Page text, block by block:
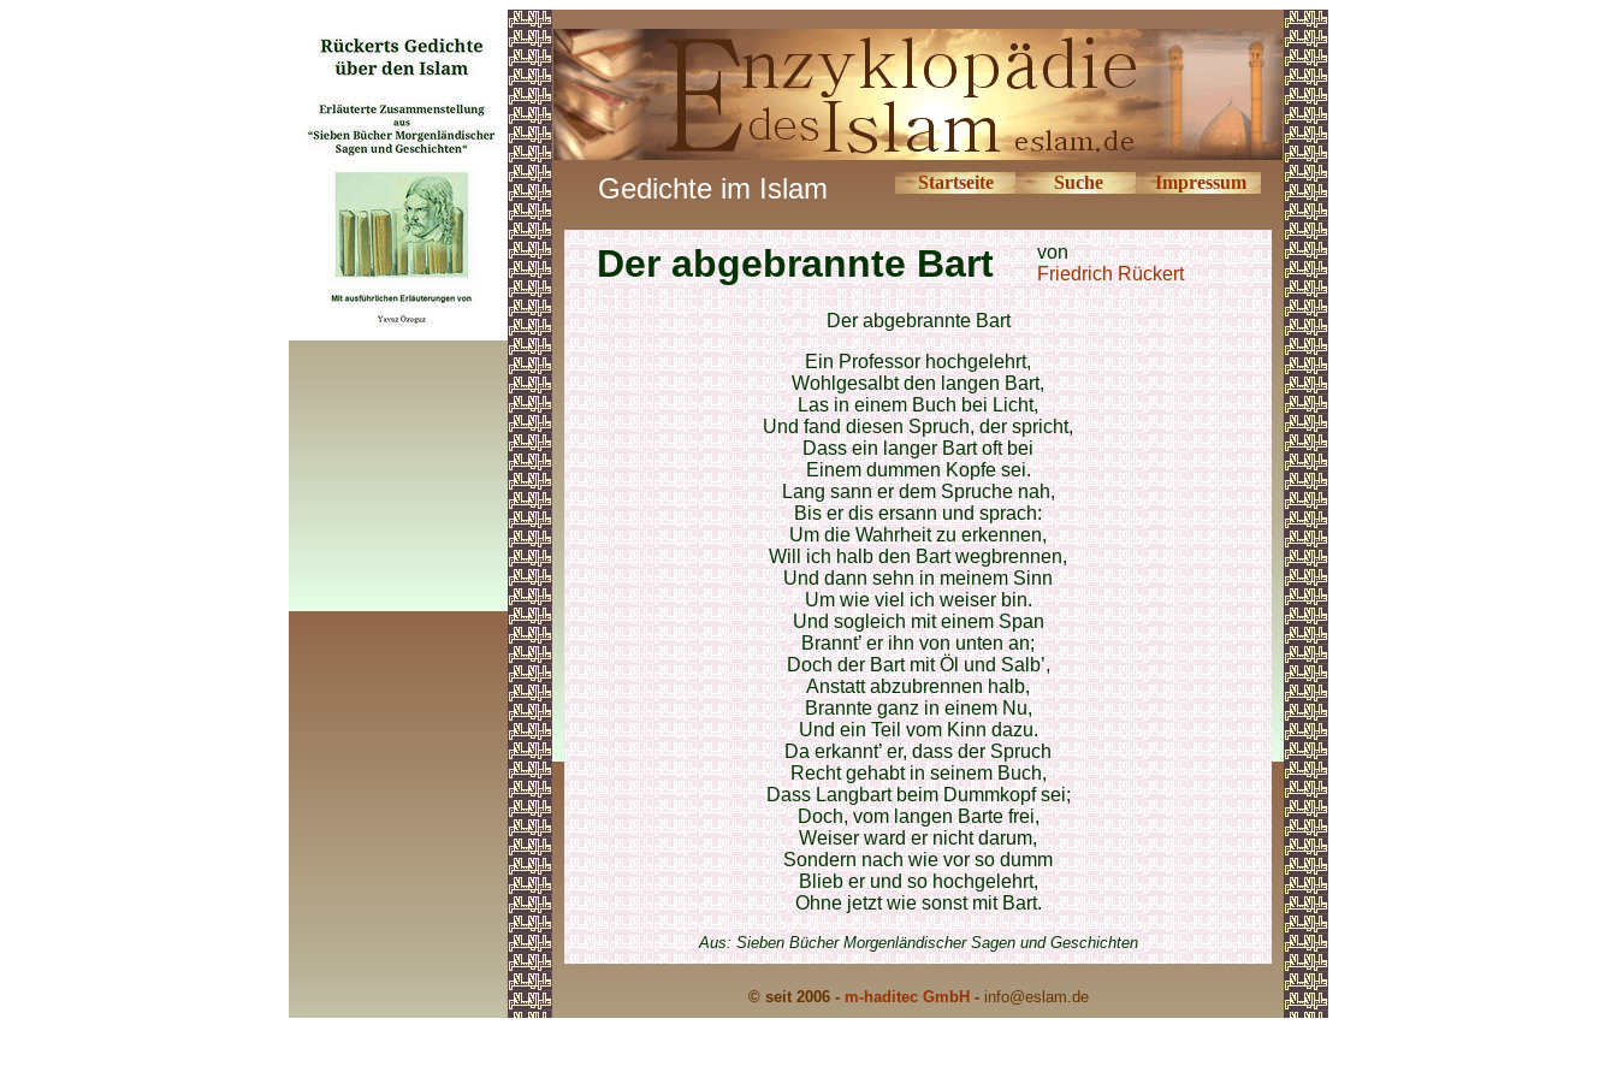
Gedichte im Islam Startseite Suche Impressum
Der abgebrannte Bart
von
Friedrich Rückert
Der abgebrannte Bart
Ein Professor hochgelehrt,
Wohlgesalbt den langen Bart,
Las in einem Buch bei Licht,
Und fand diesen Spruch, der spricht,
Dass ein langer Bart oft bei
Einem dummen Kopfe sei.
Lang sann er dem Spruche nah,
Bis er dis ersann und sprach:
Um die Wahrheit zu erkennen,
Will ich halb den Bart wegbrennen,
Und dann sehn in meinem Sinn
Um wie viel ich weiser bin.
Und sogleich mit einem Span
Brannt’ er ihn von unten an;
Doch der Bart mit Öl und Salb’,
Anstatt abzubrennen halb,
Brannte ganz in einem Nu,
Und ein Teil vom Kinn dazu.
Da erkannt’ er, dass der Spruch
Recht gehabt in seinem Buch,
Dass Langbart beim Dummkopf sei;
Doch, vom langen Barte frei,
Weiser ward er nicht darum,
Sondern nach wie vor so dumm
Blieb er und so hochgelehrt,
Ohne jetzt wie sonst mit Bart.
Aus: Sieben Bücher Morgenländischer Sagen und Geschichten
© seit 2006 - m-haditec GmbH - info@eslam.de